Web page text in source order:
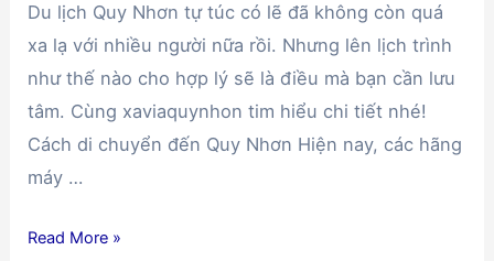
Du lịch Quy Nhơn tự túc có lẽ đã không còn quá
xa lạ với nhiều người nữa rồi. Nhưng lên lịch trình
như thế nào cho hợp lý sẽ là điều mà bạn cần lưu
tâm. Cùng xaviaquynhon tim hiểu chi tiết nhé!
Cách di chuyển đến Quy Nhơn Hiện nay, các hãng
máy …
Du
Read More »